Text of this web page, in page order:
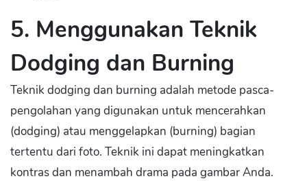
5. Menggunakan Teknik
Dodging dan Burning
Teknik dodging dan burning adalah metode pasca-
pengolahan yang digunakan untuk mencerahkan
(dodging) atau menggelapkan (burning) bagian
tertentu dari foto. Teknik ini dapat meningkatkan
kontras dan menambah drama pada gambar Anda.